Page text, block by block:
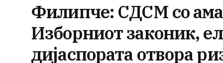
Филипче: СДСМ со
Изборниот законик,
дијаспората отвора